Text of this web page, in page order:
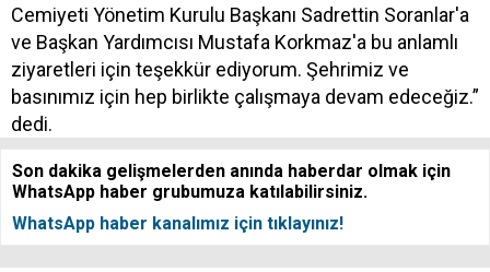
Cemiyeti Yönetim Kurulu Başkanı Sadrettin Soranlar'a
ve Başkan Yardımcısı Mustafa Korkmaz'a bu anlamlı
ziyaretleri için teşekkür ediyorum. Şehrimiz ve
basınımız için hep birlikte çalışmaya devam edeceğiz.”
dedi.
Son dakika gelişmelerden anında haberdar olmak için
WhatsApp haber grubumuza katılabilirsiniz.
WhatsApp haber kanalımız için tıklayınız!